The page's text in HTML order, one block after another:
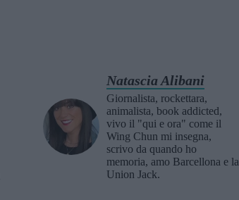
Natascia Alibani
Giornalista, rockettara,
animalista, book addicted,
vivo il "qui e ora" come il
Wing Chun mi insegna,
scrivo da quando ho
memoria, amo Barcellona e la
Union Jack.